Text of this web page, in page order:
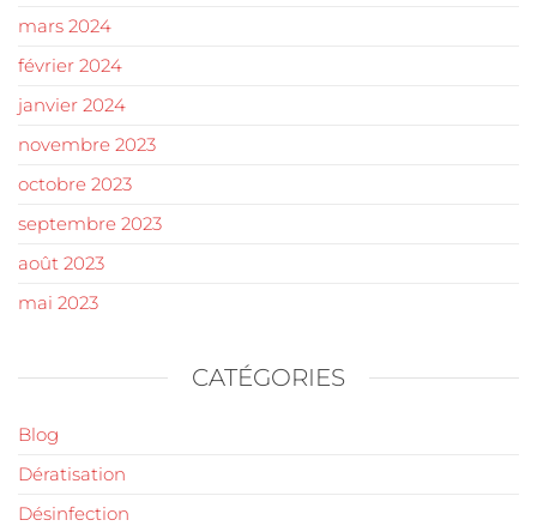
mars 2024
février 2024
janvier 2024
novembre 2023
octobre 2023
septembre 2023
août 2023
mai 2023
CATÉGORIES
Blog
Dératisation
Désinfection